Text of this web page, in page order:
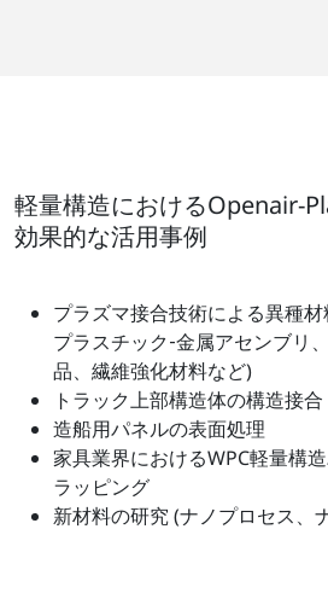
軽量構造におけるOpenair-
効果的な活用事例
プラズマ接合技術による異種材
プラスチック‐金属アセンブリ
品、繊維強化材料など)
トラック上部構造体の構造接合
造船用パネルの表面処理
家具業界におけるWPC軽量構
ラッピング
新材料の研究 (ナノプロセス、